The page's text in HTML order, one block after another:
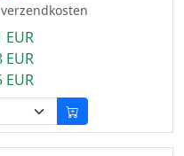
EUR
EUR